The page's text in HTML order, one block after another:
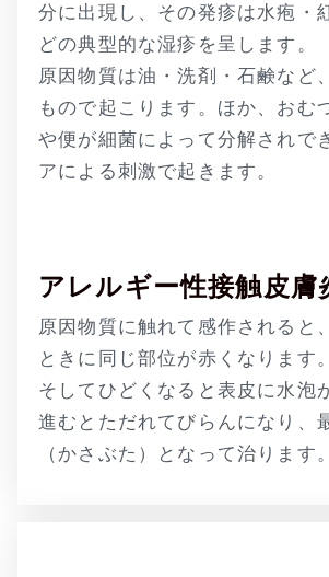
分に出現し、その発疹は水疱・
どの典型的な湿疹を呈します。
原因物質は油・洗剤・石鹸など
もので起こります。ほか、おむ
や便が細菌によって分解されで
アによる刺激で起きます。
アレルギー性接触皮膚
原因物質に触れて感作されると
ときに同じ部位が赤くなります。
そしてひどくなると表皮に水泡
進むとただれてびらんになり、
（かさぶた）となって治ります。